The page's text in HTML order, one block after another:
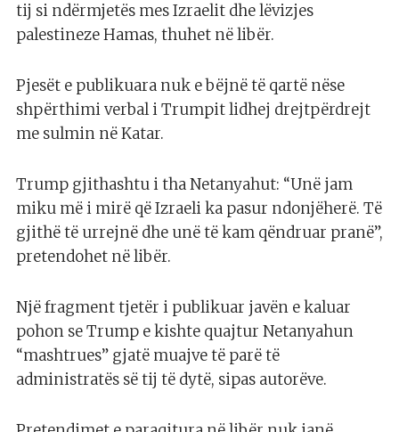
tij si ndërmjetës mes Izraelit dhe lëvizjes
palestineze Hamas, thuhet në libër.
Pjesët e publikuara nuk e bëjnë të qartë nëse
shpërthimi verbal i Trumpit lidhej drejtpërdrejt
me sulmin në Katar.
Trump gjithashtu i tha Netanyahut: “Unë jam
miku më i mirë që Izraeli ka pasur ndonjëherë. Të
gjithë të urrejnë dhe unë të kam qëndruar pranë”,
pretendohet në libër.
Një fragment tjetër i publikuar javën e kaluar
pohon se Trump e kishte quajtur Netanyahun
“mashtrues” gjatë muajve të parë të
administratës së tij të dytë, sipas autorëve.